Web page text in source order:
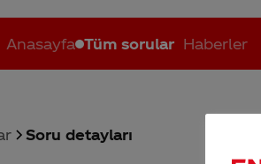
Anasayfa Tüm sorular Haberler
Soru detayları